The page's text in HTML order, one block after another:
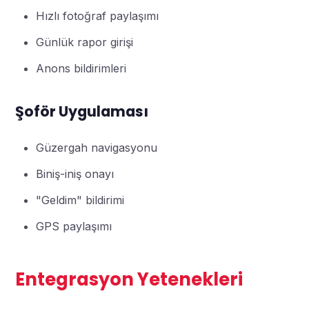
Hızlı fotoğraf paylaşımı
Günlük rapor girişi
Anons bildirimleri
Şoför Uygulaması
Güzergah navigasyonu
Biniş-iniş onayı
"Geldim" bildirimi
GPS paylaşımı
Entegrasyon Yetenekleri